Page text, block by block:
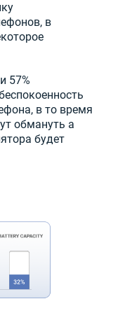
в
57%
в то время
обмануть а
будет